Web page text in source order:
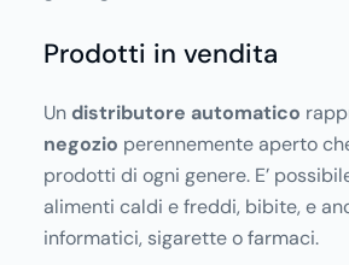
Prodotti in vendita
Un distributore automatico
negozio perennemente aperto
prodotti di ogni genere. E’
alimenti caldi e freddi, bibite, e
informatici, sigarette o farmaci.